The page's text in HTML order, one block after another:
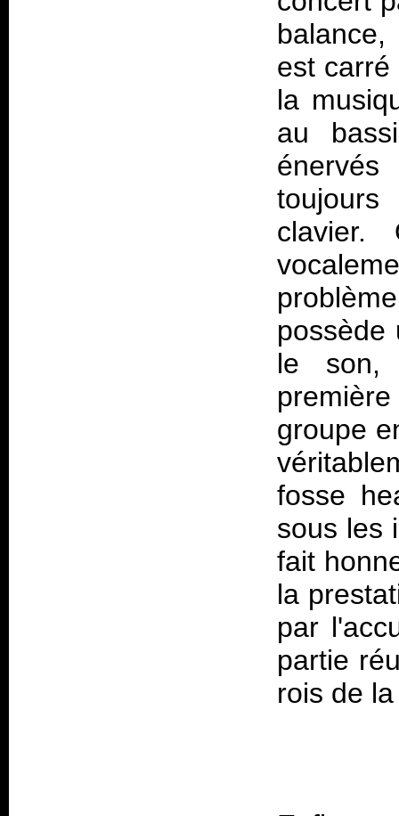
est
la
au
clavier.
possède
le son,
groupe
fosse
sous les
fait
la
par
partie